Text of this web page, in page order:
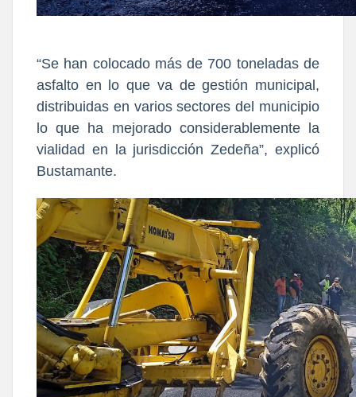
“Se han colocado más de 700 toneladas de
asfalto en lo que va de gestión municipal,
distribuidas en varios sectores del municipio
lo que ha mejorado considerablemente la
vialidad en la jurisdicción Zedeña”, explicó
Bustamante.